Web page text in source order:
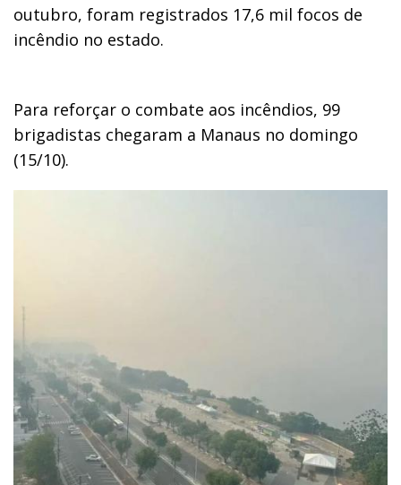
outubro, foram registrados 17,6 mil focos de
incêndio no estado.
Para reforçar o combate aos incêndios, 99
brigadistas chegaram a Manaus no domingo
(15/10).